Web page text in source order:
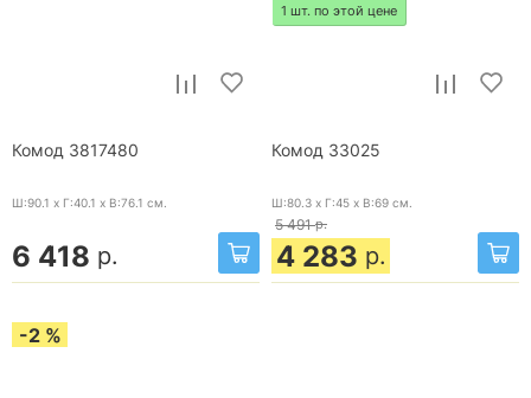
Комод 3817480
Ш:90.1 x Г:40.1 x В:76.1 см.
6 418 р.
1 шт. по этой цене
Комод 33025
Ш:80.3 x Г:45 x В:69 см.
5 491 р.
4 283 р.
-2 %